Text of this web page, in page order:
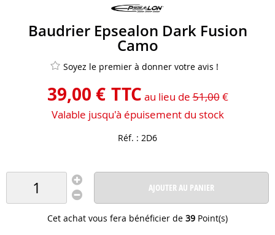
Baudrier Epsealon Dark Fusion
Camo
Soyez le premier à donner votre avis !
39,00 € TTC au lieu de51,00€
Valable jusqu'à épuisement du stock
Réf. : 2D6
AJOUTER AU PANIER
Cet achat vous fera bénéficier de 39 Point(s)